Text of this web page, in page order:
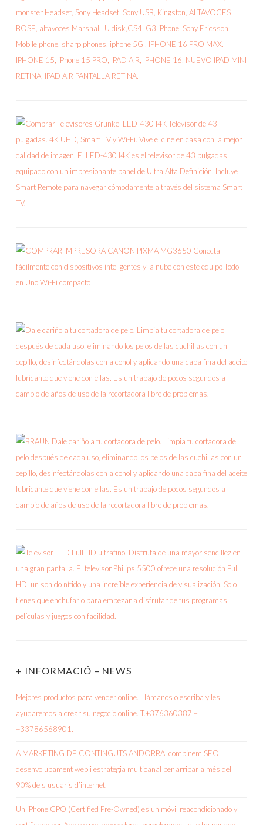
+ INFORMACIÓ – NEWS
Mejores productos para vender online. Llámanos o escriba y les
ayudaremos a crear su negocio online. T.+376360387 –
+33786568901.
A MARKETING DE CONTINGUTS ANDORRA, combinem SEO,
desenvolupament web i estratègia multicanal per arribar a més del
90% dels usuaris d’internet.
Un iPhone CPO (Certified Pre-Owned) es un móvil reacondicionado y